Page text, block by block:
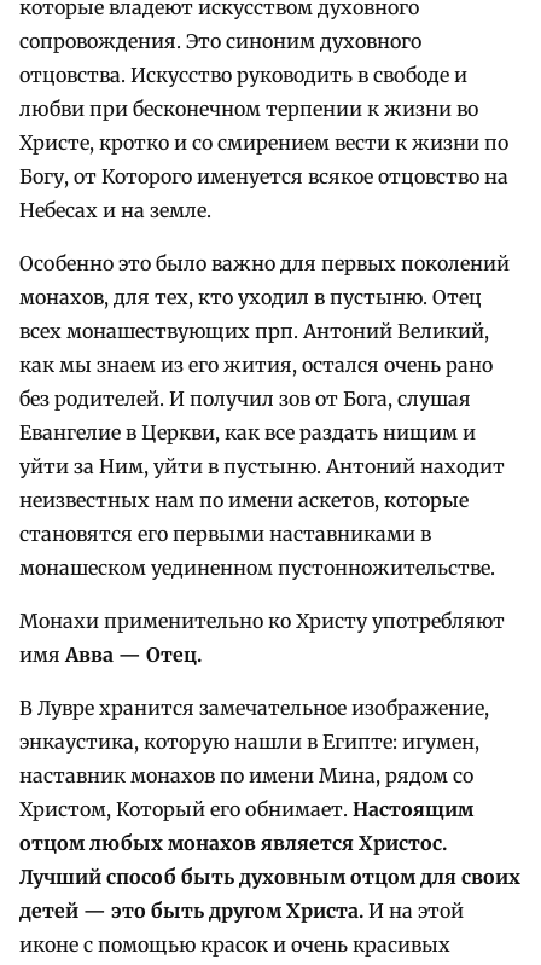
которые владеют искусством духовного
сопровождения. Это синоним духовного
отцовства. Искусство руководить в свободе и
любви при бесконечном терпении к жизни во
Христе, кротко и со смирением вести к жизни по
Богу, от Которого именуется всякое отцовство на
Небесах и на земле.
Особенно это было важно для первых поколений
монахов, для тех, кто уходил в пустыню. Отец
всех монашествующих прп. Антоний Великий,
как мы знаем из его жития, остался очень рано
без родителей. И получил зов от Бога, слушая
Евангелие в Церкви, как все раздать нищим и
уйти за Ним, уйти в пустыню. Антоний находит
неизвестных нам по имени аскетов, которые
становятся его первыми наставниками в
монашеском уединенном пустонножительстве.
Монахи применительно ко Христу употребляют
имяАвва — Отец.
В Лувре хранится замечательное изображение,
энкаустика, которую нашли в Египте: игумен,
наставник монахов по имени Мина, рядом со
Христом, Который его обнимает. Настоящим
отцом любых монахов является Христос.
Лучший способ быть духовным отцом для своих
детей — это быть другом Христа. И на этой
иконе с помощью красок и очень красивых